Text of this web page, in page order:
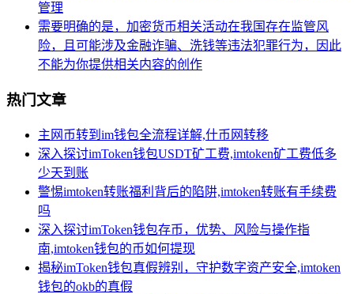
管理
需要明确的是，加密货币相关活动在我国存在监管风
险，且可能涉及金融诈骗、洗钱等违法犯罪行为，因此
不能为你提供相关内容的创作
热门文章
主网币转到im钱包全流程详解,什币网转移
深入探讨imToken钱包USDT矿工费,imtoken矿工费低多
少天到账
警惕imtoken转账福利背后的陷阱,imtoken转账有手续费
吗
深入探讨imToken钱包存币，优势、风险与操作指
南,imtoken钱包的币如何提现
揭秘imToken钱包真假辨别，守护数字资产安全,imtoken
钱包的okb的真假